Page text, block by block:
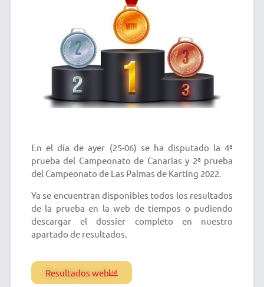
En el día de ayer (25-06) se ha disputado la 4ª
prueba del Campeonato de Canarias y 2ª prueba
del Campeonato de Las Palmas de Karting 2022.
Ya se encuentran disponibles todos los resultados
de la prueba en la web de tiempos o pudiendo
descargar el dossier completo en nuestro
apartado de resultados.
Resultados web